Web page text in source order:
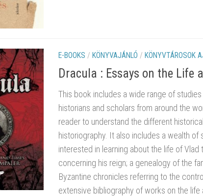
E-BOOKS / KÖNYVAJÁNLÓ / KÖNYVTÁROSOK
Dracula : Essays on the Life
This book includes a wide range of
historians and scholars from around the
reader to understand the different
historiography. It also includes a wealth
interested in learning about the life of
concerning his reign; a genealogy of the
Byzantine chronicles referring to the
extensive bibliography of works on the life